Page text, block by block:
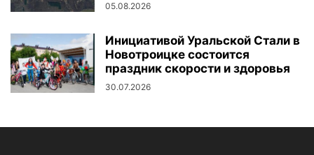
05.08.2026
Инициативой Уральской Стали в
Новотроицке состоится
праздник скорости и здоровья
30.07.2026